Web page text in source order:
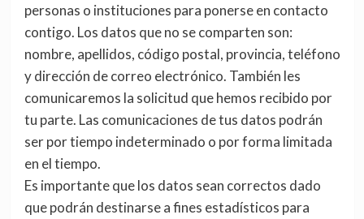
personas o instituciones para ponerse en contacto
contigo. Los datos que no se comparten son:
nombre, apellidos, código postal, provincia, teléfono
y dirección de correo electrónico. También les
comunicaremos la solicitud que hemos recibido por
tu parte. Las comunicaciones de tus datos podrán
ser por tiempo indeterminado o por forma limitada
en el tiempo.
Es importante que los datos sean correctos dado
que podrán destinarse a fines estadísticos para